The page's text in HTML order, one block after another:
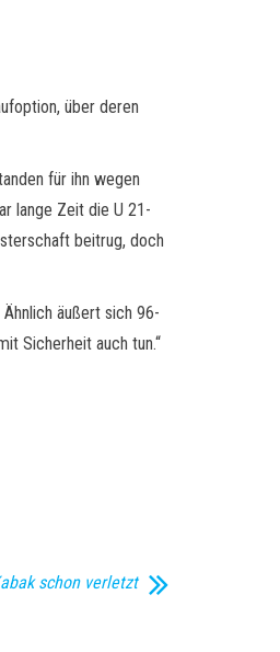
über deren
für ihn wegen
lange Zeit die U 21-
beitrug, doch
äußert sich 96-
Sicherheit auch tun.“
schon verletzt